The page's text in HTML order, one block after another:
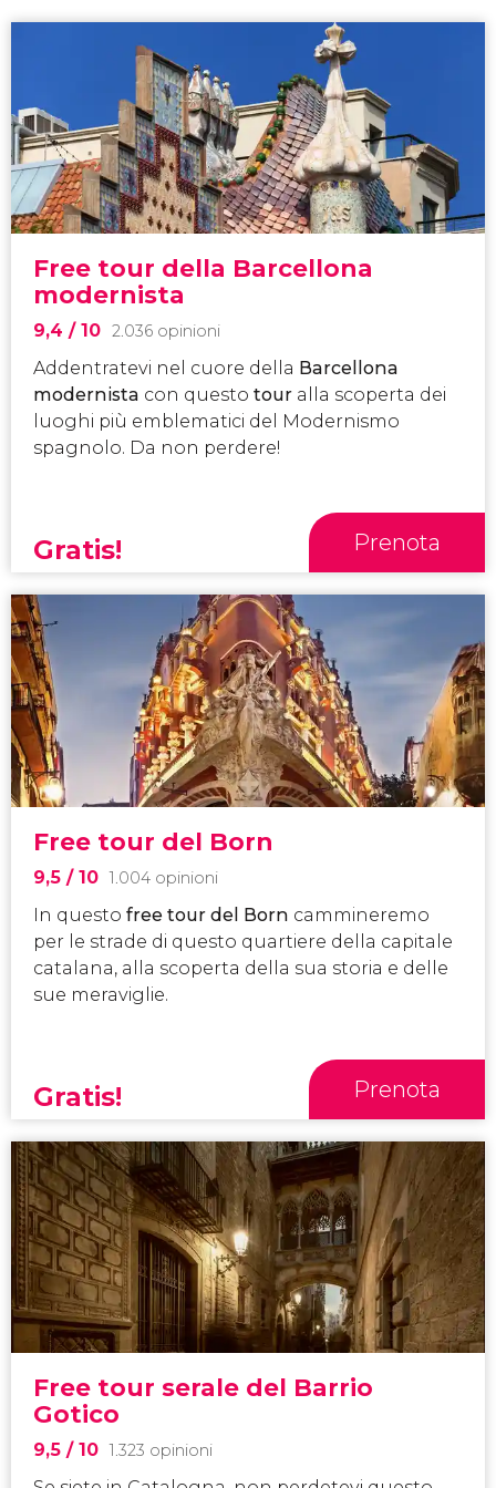
Free tour della Barcellona
modernista
9,4 / 10 2.036 opinioni
Addentratevi nel cuore della Barcellona
modernista con questo tour alla scoperta dei
luoghi più emblematici del Modernismo
spagnolo. Da non perdere!
Gratis! Prenota
Free tour del Born
9,5 / 10 1.004 opinioni
In questo free tour del Born cammineremo
per le strade di questo quartiere della capitale
catalana, alla scoperta della sua storia e delle
sue meraviglie.
Gratis! Prenota
Free tour serale del Barrio
Gotico
9,5 / 10 1.323 opinioni